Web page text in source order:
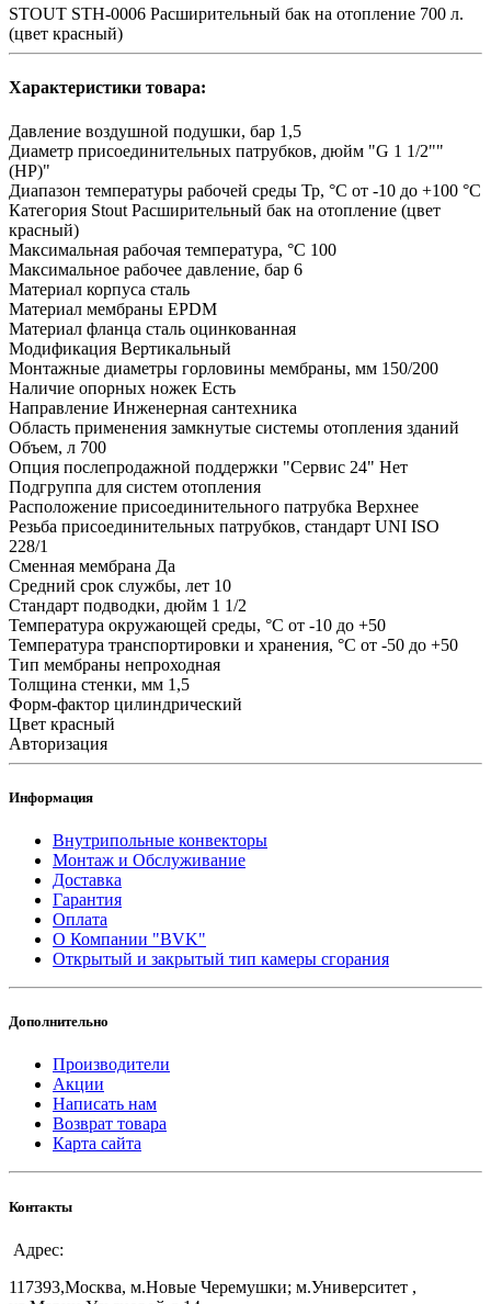
STOUT STH-0006 Расширительный бак на отопление 700 л.
(цвет красный)
Характеристики товара:
Давление воздушной подушки, бар 1,5
Диаметр присоединительных патрубков, дюйм "G 1 1/2""
(НР)"
Диапазон температуры рабочей среды Тр, °С от -10 до +100 °С
Категория Stout Расширительный бак на отопление (цвет
красный)
Максимальная рабочая температура, °С 100
Максимальное рабочее давление, бар 6
Материал корпуса сталь
Материал мембраны EPDM
Материал фланца сталь оцинкованная
Модификация Вертикальный
Монтажные диаметры горловины мембраны, мм 150/200
Наличие опорных ножек Есть
Направление Инженерная сантехника
Область применения замкнутые системы отопления зданий
Объем, л 700
Опция послепродажной поддержки "Сервис 24" Нет
Подгруппа для систем отопления
Расположение присоединительного патрубка Верхнее
Резьба присоединительных патрубков, стандарт UNI ISO
228/1
Сменная мембрана Да
Средний срок службы, лет 10
Стандарт подводки, дюйм 1 1/2
Температура окружающей среды, °С от -10 до +50
Температура транспортировки и хранения, °С от -50 до +50
Тип мембраны непроходная
Толщина стенки, мм 1,5
Форм-фактор цилиндрический
Цвет красный
Авторизация
Информация
Внутрипольные конвекторы
Монтаж и Обслуживание
Доставка
Гарантия
Оплата
О Компании "BVK"
Открытый и закрытый тип камеры сгорания
Дополнительно
Производители
Акции
Написать нам
Возврат товара
Карта сайта
Контакты
Адрес:
117393,Москва, м.Новые Черемушки; м.Университет ,